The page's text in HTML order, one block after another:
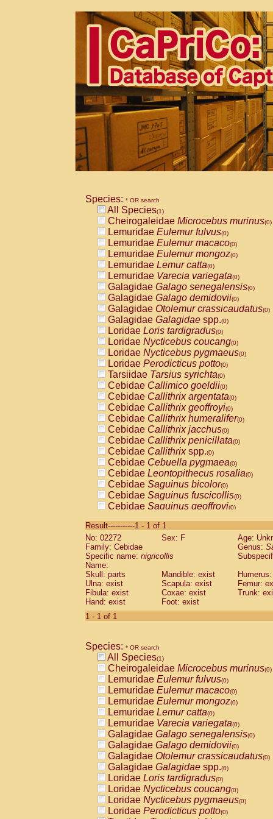
Species: * OR search
All Species(1)
Cheirogaleidae Microcebus murinus(0)
Lemuridae Eulemur fulvus(0)
Lemuridae Eulemur macaco(0)
Lemuridae Eulemur mongoz(0)
Lemuridae Lemur catta(0)
Lemuridae Varecia variegata(0)
Galagidae Galago senegalensis(0)
Galagidae Galago demidovii(0)
Galagidae Otolemur crassicaudatus(0)
Galagidae Galagidae spp.(0)
Loridae Loris tardigradus(0)
Loridae Nycticebus coucang(0)
Loridae Nycticebus pygmaeus(0)
Loridae Perodicticus potto(0)
Tarsiidae Tarsius syrichta(0)
Cebidae Callimico goeldii(0)
Cebidae Callithrix argentata(0)
Cebidae Callithrix geoffroyi(0)
Cebidae Callithrix humeralifer(0)
Cebidae Callithrix jacchus(0)
Cebidae Callithrix penicillata(0)
Cebidae Callithrixspp.(0)
Cebidae Cebuella pygmaea(0)
Cebidae Leontopithecus rosalia(0)
Cebidae Saguinus bicolor(0)
Cebidae Saguinus fuscicollis(0)
Cebidae Saguinus geoffroyi(0)
CebidaeSaguinus labiatus(0)
Cebidae Saguinus leucopus (0)
Cebidae
CebidaeSaguinus mystax
Cebidae Saguinus nigricollis (1)
Cebidae Saguinus oedipus
Cebidae Saguinus weddelli
Cebidae Saguinusspp.
Cebidae
CebidaeCebus capucinus
CebidaeCebus nigrivittatus
CebidaeCebus spp.(0)
CebidaeSaimiri boliviensis(0)
CebidaeSaimiri sciureus(0)
AtelidaeAlouatta caraya(0)
AtelidaeAlouatta fusca(0)
AtelidaeAlouatta seniculus(0)
AtelidaeAlouattaspp.(0)
AtelidaeAteles belzebuth(0)
AtelidaeAteles geoffroyi(0)
AtelidaeAteles paniscus(0)
AtelidaeAtelesspp.(0)
AtelidaeLagothrix lagothricha(0)
AtelidaeLagothrix lagothricha cana
PitheciidaeCacajao calvus
Result-----------1 - 1 of 1
No: 02272
Sex: F
Age:
Family: Cebidae
Genus:
Specific name: nigricollis
Name:
Skull: parts
Mandible: exist
Ulna: exist
Scapula: exist
Femur:
Fibula: exist
Coxae: exist
Trunk:
Hand: exist
Foot: exist
1 - 1 of 1
Species: * OR search
All Species(1)
Cheirogaleidae Microcebus murinus(0)
Lemuridae Eulemur fulvus(0)
Lemuridae Eulemur macaco(0)
Lemuridae Eulemur mongoz(0)
Lemuridae Lemur catta(0)
Lemuridae Varecia variegata(0)
Galagidae Galago senegalensis(0)
Galagidae Galago demidovii(0)
Galagidae Otolemur crassicaudatus(0)
Galagidae Galagidae spp.(0)
Loridae Loris tardigradus(0)
Loridae Nycticebus coucang(0)
Loridae Nycticebus pygmaeus(0)
Loridae Perodicticus potto(0)